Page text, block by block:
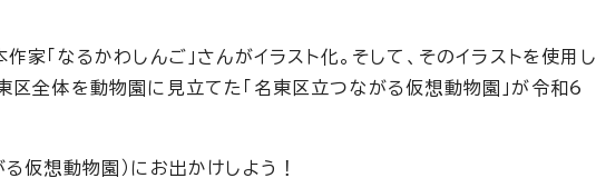
「なるかわしんご」さんがイラスト化。そして、そのイラストを使用し
全体を動物園に見立てた「名東区立つながる仮想動物園」が令和6
仮想動物園）にお出かけしよう！